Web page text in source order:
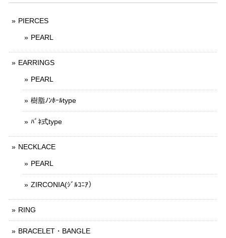
PIERCES
PEARL
EARRINGS
PEARL
樹脂ﾉﾝﾎｰﾙtype
ﾊﾞﾈ式type
NECKLACE
PEARL
ZIRCONIA(ｼﾞﾙｺﾆｱ）
RING
BRACELET・BANGLE